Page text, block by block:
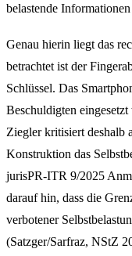
belastende
Genau hierin liegt das
betrachtet ist der
Schlüssel. Das
Beschuldigten
Ziegler kritisiert deshalb
Konstruktion das
jurisPR-ITR 9/2025
darauf hin, dass die
verbotener
(Satzger/Sarfraz, NStZ